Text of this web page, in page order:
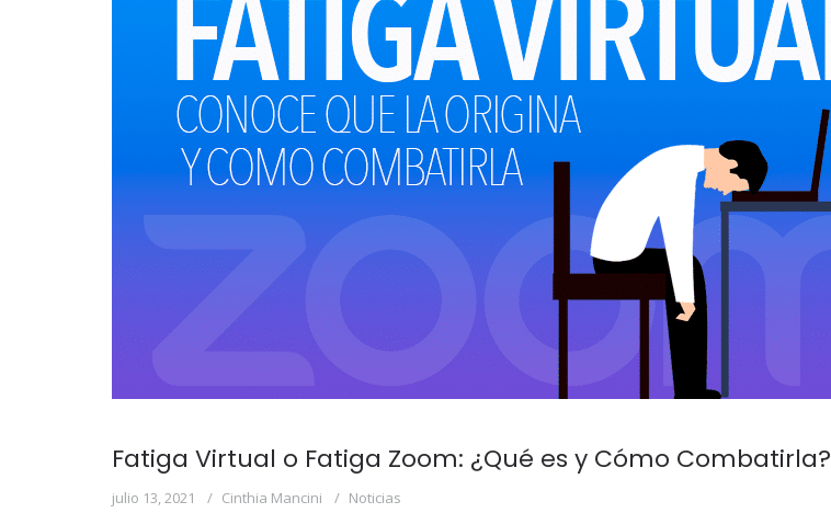
Fatiga Virtual o Fatiga Zoom: ¿Qué es y Cómo Combatirla?
julio 13, 2021 Cinthia Mancini Noticias